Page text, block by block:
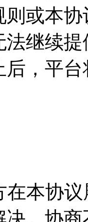
或本
继续
，平
在本协